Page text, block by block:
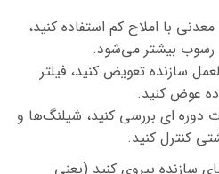
با املاح کم استفاده کنید،
رسوب بیشتر می‌شود.
سازنده تعویض کنید، فیلتر
عوض کنید.
دوره ای بررسی کنید، شیلنگ‌ها و
کنترل کنید.
سازنده پیروی کنید (یعنی